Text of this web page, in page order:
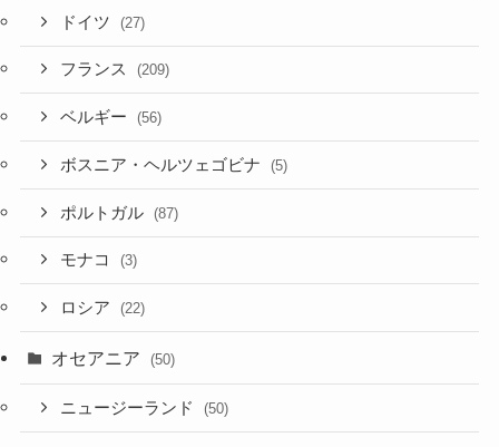
ドイツ (27)
フランス (209)
ベルギー (56)
ボスニア・ヘルツェゴビナ (5)
ポルトガル (87)
モナコ (3)
ロシア (22)
オセアニア (50)
ニュージーランド (50)